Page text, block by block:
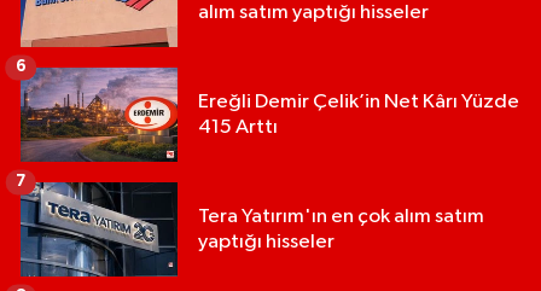
alım satım yaptığı hisseler
Ereğli Demir Çelik’in Net Kârı Yüzde
415 Arttı
6
Tera Yatırım'ın en çok alım satım
yaptığı hisseler
7